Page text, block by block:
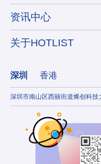
资讯中心
关于HOTLIST
深圳 香港
深圳市南山区西丽街道烯创科技